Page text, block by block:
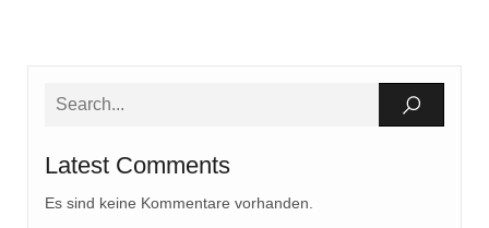
Latest Comments
Es sind keine Kommentare vorhanden.